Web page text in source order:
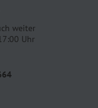
weiter
Uhr